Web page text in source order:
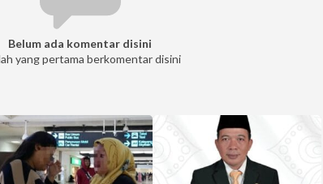
Belum ada komentar disini
yang pertama berkomentar disini